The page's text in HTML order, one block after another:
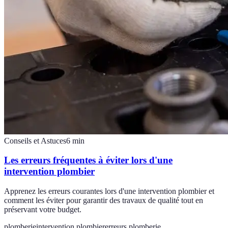
Conseils et Astuces6 min
Les erreurs fréquentes à éviter lors d'une
intervention plombier
Apprenez les erreurs courantes lors d'une intervention plombier et
comment les éviter pour garantir des travaux de qualité tout en
préservant votre budget.